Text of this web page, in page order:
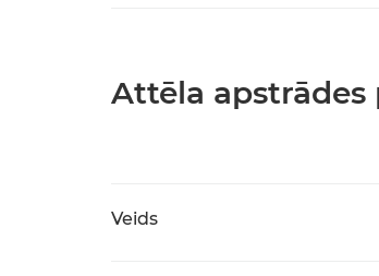
Attēla apstrādes
Veids